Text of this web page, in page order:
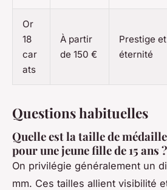
Or
18
car
ats
À partir
de 150 €
Prestige et
éternité
Questions habituelles
Quelle est la taille de
pour une jeune fille de 15 ans ?
On privilégie généralement un
mm. Ces tailles allient visibilité